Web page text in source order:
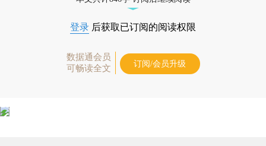
登录 后获取已订阅的阅读权限
数据通会员
可畅读全文
订阅/会员升级